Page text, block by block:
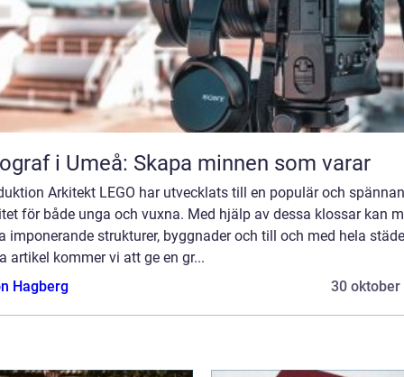
i Umeå: Skapa minnen som varar
Arkitekt LEGO har utvecklats till en populär och
för både unga och vuxna. Med hjälp av dessa klossar kan
imponerande strukturer, byggnader och till och med hela
artikel kommer vi att ge en gr...
Hagberg
30 oktober